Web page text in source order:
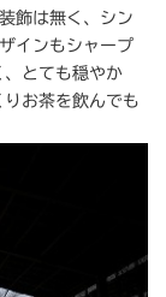
飾は無く、シン
インもシャープ
とても穏やか
お茶を飲んでも